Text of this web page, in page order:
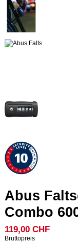
Abus
Combo
119,00 CHF
Bruttopreis